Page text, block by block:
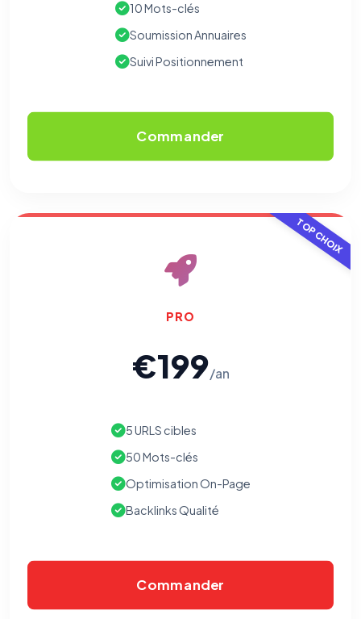
10 Mots-clés
Soumission Annuaires
Suivi Positionnement
Commander
TOP CHOIX
PRO
€199/an
5 URLS cibles
50 Mots-clés
Optimisation On-Page
Backlinks Qualité
Commander